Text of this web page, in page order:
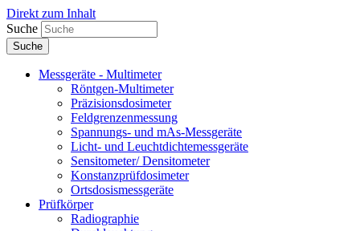
Direkt zum Inhalt
Suche
Messgeräte - Multimeter
Röntgen-Multimeter
Präzisionsdosimeter
Feldgrenzenmessung
Spannungs- und mAs-Messgeräte
Licht- und Leuchtdichtemessgeräte
Sensitometer/ Densitometer
Konstanzprüfdosimeter
Ortsdosismessgeräte
Prüfkörper
Radiographie